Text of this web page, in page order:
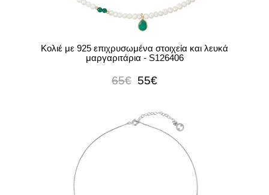
Κολιέ με 925 επιχρυσωμένα στοιχεία και λευκά
μαργαριτάρια - S126406
65€ 55€